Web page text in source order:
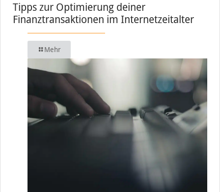
Tipps zur Optimierung deiner
Finanztransaktionen im Internetzeitalter
Mehr